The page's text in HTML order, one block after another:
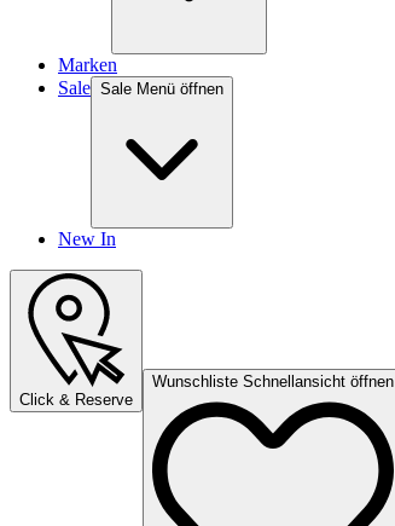
Marken
Sale Sale Menü öffnen
New In
Click & Reserve
Wunschliste Schnellansicht öffnen